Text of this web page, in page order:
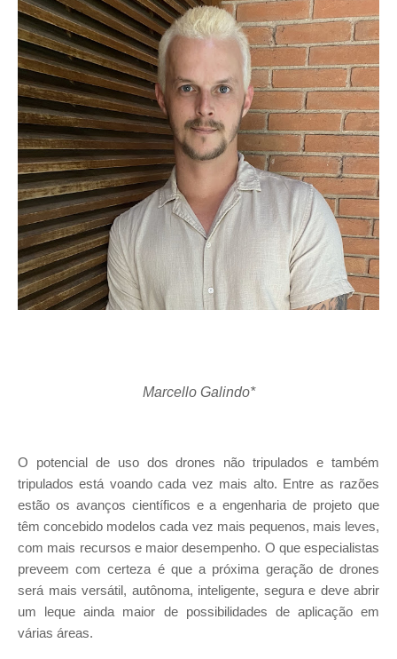
Marcello Galindo*
O potencial de uso dos drones não tripulados e também
tripulados está voando cada vez mais alto. Entre as razões
estão os avanços científicos e a engenharia de projeto que
têm concebido modelos cada vez mais pequenos, mais leves,
com mais recursos e maior desempenho. O que especialistas
preveem com certeza é que a próxima geração de drones
será mais versátil, autônoma, inteligente, segura e deve abrir
um leque ainda maior de possibilidades de aplicação em
várias áreas.